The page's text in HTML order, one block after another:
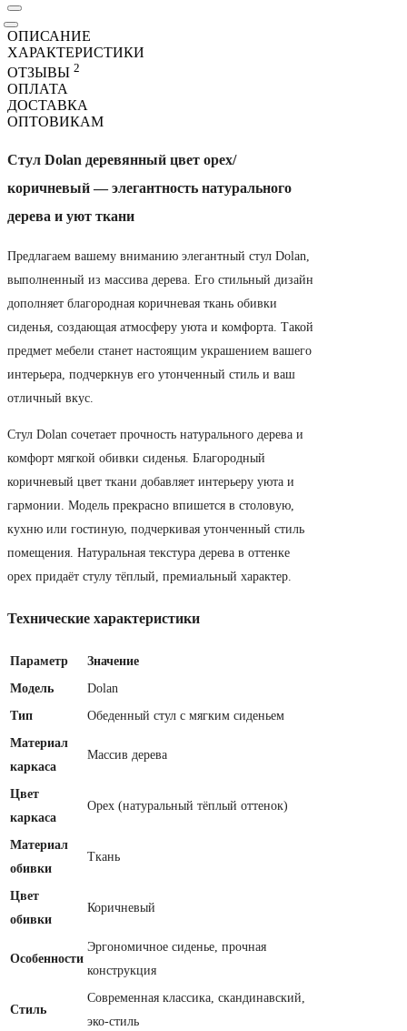
ОПИСАНИЕ
ХАРАКТЕРИСТИКИ
ОТЗЫВЫ 2
ОПЛАТА
ДОСТАВКА
ОПТОВИКАМ
Стул Dolan деревянный цвет орех/
коричневый — элегантность натурального
дерева и уют ткани
Предлагаем вашему вниманию элегантный стул Dolan,
выполненный из массива дерева. Его стильный дизайн
дополняет благородная коричневая ткань обивки
сиденья, создающая атмосферу уюта и комфорта. Такой
предмет мебели станет настоящим украшением вашего
интерьера, подчеркнув его утонченный стиль и ваш
отличный вкус.
Стул Dolan сочетает прочность натурального дерева и
комфорт мягкой обивки сиденья. Благородный
коричневый цвет ткани добавляет интерьеру уюта и
гармонии. Модель прекрасно впишется в столовую,
кухню или гостиную, подчеркивая утонченный стиль
помещения. Натуральная текстура дерева в оттенке
орех придаёт стулу тёплый, премиальный характер.
Технические характеристики
Параметр
Значение
Модель
Dolan
Тип
Обеденный стул с мягким сиденьем
Материал
каркаса
Массив дерева
Цвет
каркаса
Орех (натуральный тёплый оттенок)
Материал
обивки
Ткань
Цвет
обивки
Коричневый
Особенности
Эргономичное сиденье, прочная
конструкция
Стиль
Современная классика, скандинавский,
эко-стиль